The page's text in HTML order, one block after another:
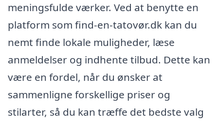
meningsfulde værker. Ved at benytte en
platform som find-en-tatovør.dk kan du
nemt finde lokale muligheder, læse
anmeldelser og indhente tilbud. Dette kan
være en fordel, når du ønsker at
sammenligne forskellige priser og
stilarter, så du kan træffe det bedste valg